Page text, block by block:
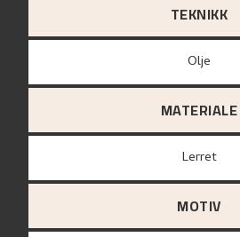
TEKNIKK
Olje
MATERIALE
lerret
MOTIV